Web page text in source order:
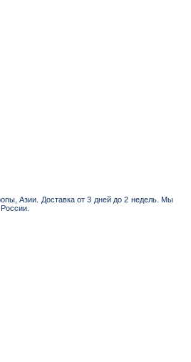
Азии. Доставка от 3 дней до 2 недель. Мы